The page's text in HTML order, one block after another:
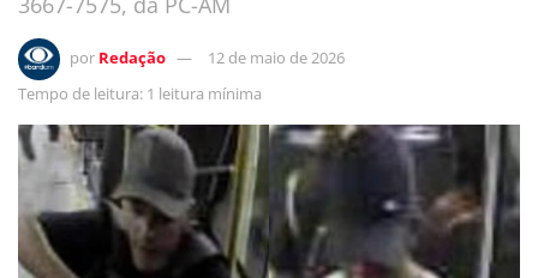
por Redação
12 de maio de 2026
Tempo de leitura: 1 leitura mínima